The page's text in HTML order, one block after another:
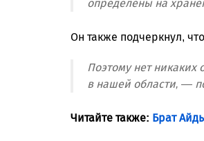
определены на
Он также подчеркнул,
Поэтому нет никаких
в нашей области, —
Читайте также: Брат